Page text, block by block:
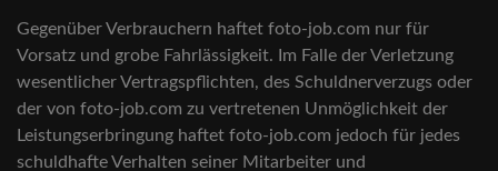
Gegenüber Verbrauchern haftet foto-job.com nur für
Vorsatz und grobe Fahrlässigkeit. Im Falle der Verletzung
wesentlicher Vertragspflichten, des Schuldnerverzugs oder
der von foto-job.com zu vertretenen Unmöglichkeit der
Leistungserbringung haftet foto-job.com jedoch für jedes
schuldhafte Verhalten seiner Mitarbeiter und